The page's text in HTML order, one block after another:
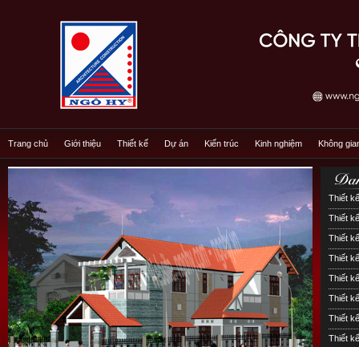
Trang chủ Giới thiệu Thiết kế Dự án Kiến trúc Kinh nghiệm Không
Thiết
Thiết
Thiết
Thiết
Thiết
Thiết
Thiết
Thiết